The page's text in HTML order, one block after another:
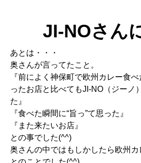
JI-NOさん
あとは・・・
奥さんが言ってたこと。
『前によく神保町で欧州カレー食
ったお店と比べてもJI-NO（ジーノ
た』
『食べた瞬間に“旨っ”て思った』
『また来たいお店』
との事でした(^^)
奥さんの中ではもしかしたら欧州